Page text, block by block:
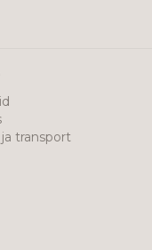
transport